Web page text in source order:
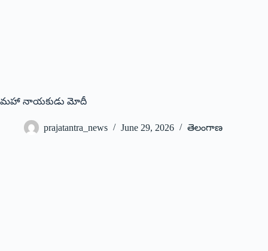
మహా నాయకుడు మోదీ
prajatantra_news June 29, 2026 తెలంగాణ